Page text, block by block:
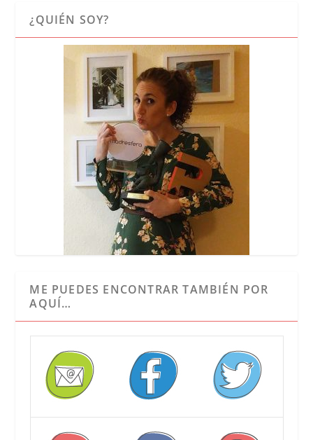
¿QUIÉN SOY?
ME PUEDES ENCONTRAR TAMBIÉN POR
AQUÍ…